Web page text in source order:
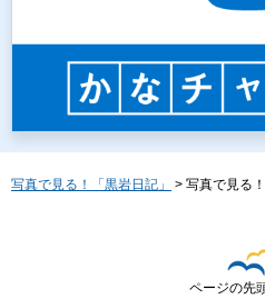
写真で見る！「黒岩日記」 > 写真で見る
ページの先